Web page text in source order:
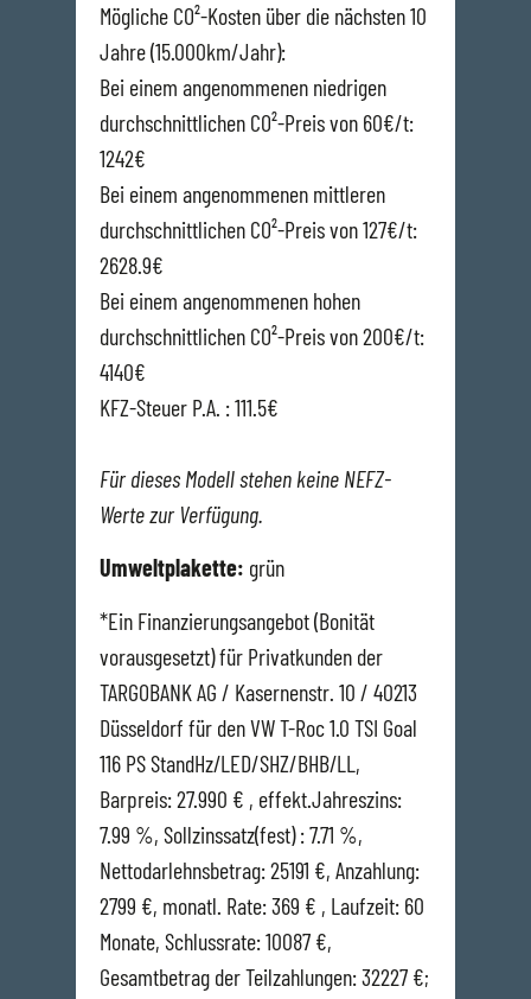
Mögliche CO²-Kosten über die nächsten 10
Jahre (15.000km/Jahr):
Bei einem angenommenen niedrigen
durchschnittlichen CO²-Preis von 60€/t:
1242€
Bei einem angenommenen mittleren
durchschnittlichen CO²-Preis von 127€/t:
2628.9€
Bei einem angenommenen hohen
durchschnittlichen CO²-Preis von 200€/t:
4140€
KFZ-Steuer P.A. : 111.5€
Für dieses Modell stehen keine NEFZ-
Werte zur Verfügung.
Umweltplakette: grün
*Ein Finanzierungsangebot (Bonität
vorausgesetzt) für Privatkunden der
TARGOBANK AG / Kasernenstr. 10 / 40213
Düsseldorf für den VW T-Roc 1.0 TSI Goal
116 PS StandHz/LED/SHZ/BHB/LL,
Barpreis: 27.990 € , effekt.Jahreszins:
7.99 %, Sollzinssatz(fest) : 7.71 %,
Nettodarlehnsbetrag: 25191 €, Anzahlung:
2799 €, monatl. Rate: 369 € , Laufzeit: 60
Monate, Schlussrate: 10087 €,
Gesamtbetrag der Teilzahlungen: 32227 €;